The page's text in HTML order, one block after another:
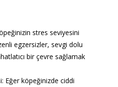
stres seviyesini
egzersizler, sevgi dolu
bir çevre sağlamak
: Eğer köpeğinizde ciddi